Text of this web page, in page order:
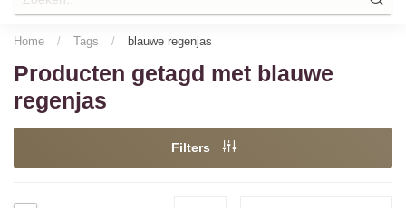
Home / Tags / blauwe regenjas
Producten getagd met blauwe
regenjas
Filters